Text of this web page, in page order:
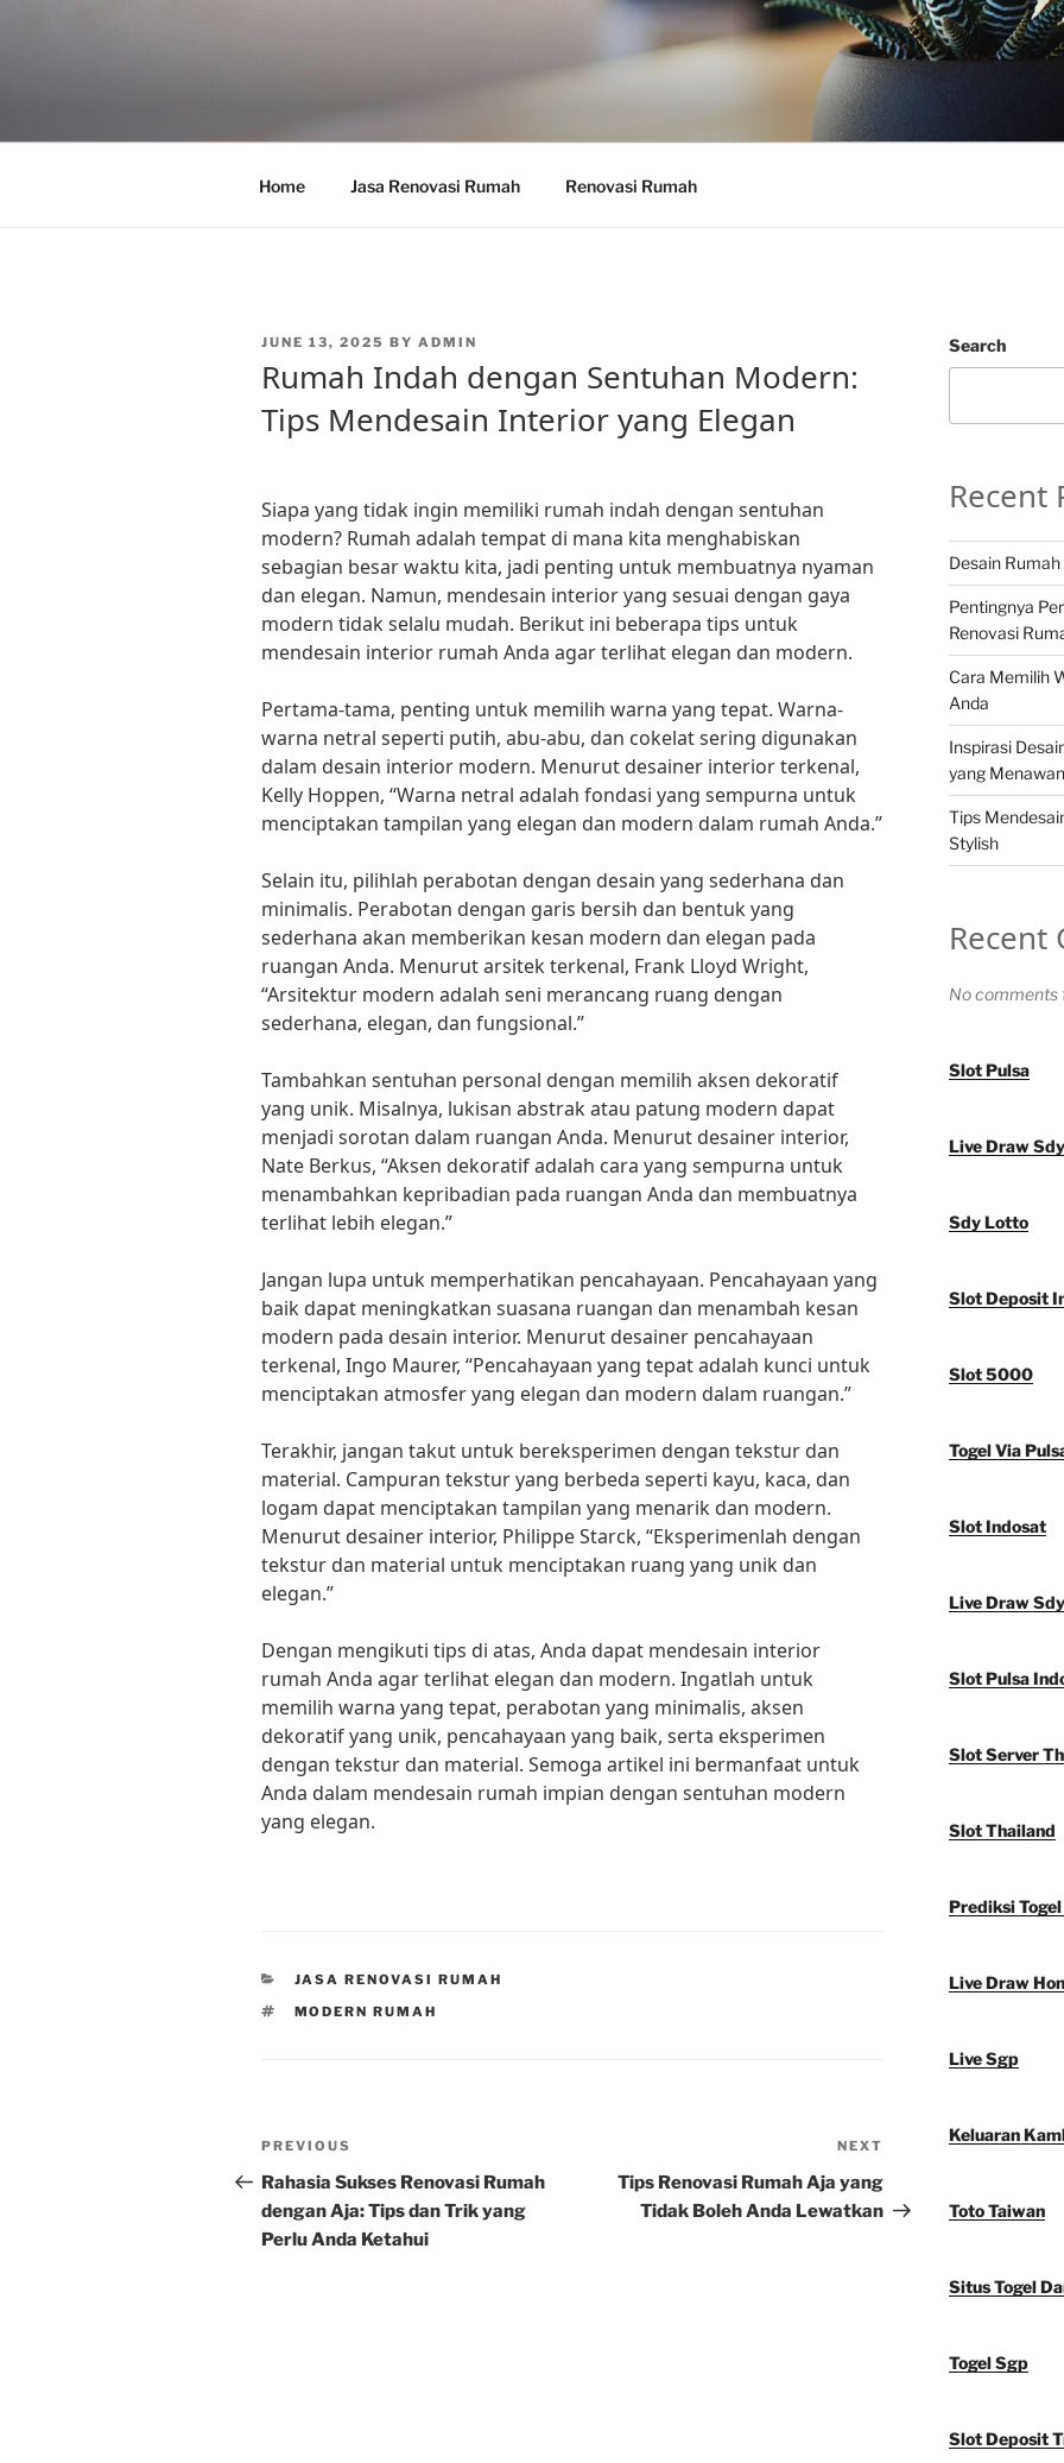
Home Jasa Renovasi Rumah Renovasi Rumah
POSTED
JUNE 13, 2025 BY ADMIN
Rumah Indah dengan Sentuhan Modern:
Tips Mendesain Interior yang Elegan
Siapa yang tidak ingin memiliki rumah indah dengan sentuhan
modern? Rumah adalah tempat di mana kita menghabiskan
sebagian besar waktu kita, jadi penting untuk membuatnya nyaman
dan elegan. Namun, mendesain interior yang sesuai dengan gaya
modern tidak selalu mudah. Berikut ini beberapa tips untuk
mendesain interior rumah Anda agar terlihat elegan dan modern.
Pertama-tama, penting untuk memilih warna yang tepat. Warna-
warna netral seperti putih, abu-abu, dan cokelat sering digunakan
dalam desain interior modern. Menurut desainer interior terkenal,
Kelly Hoppen, “Warna netral adalah fondasi yang sempurna untuk
menciptakan tampilan yang elegan dan modern dalam rumah Anda.”
Selain itu, pilihlah perabotan dengan desain yang sederhana dan
minimalis. Perabotan dengan garis bersih dan bentuk yang
sederhana akan memberikan kesan modern dan elegan pada
ruangan Anda. Menurut arsitek terkenal, Frank Lloyd Wright,
“Arsitektur modern adalah seni merancang ruang dengan
sederhana, elegan, dan fungsional.”
Tambahkan sentuhan personal dengan memilih aksen dekoratif
yang unik. Misalnya, lukisan abstrak atau patung modern dapat
menjadi sorotan dalam ruangan Anda. Menurut desainer interior,
Nate Berkus, “Aksen dekoratif adalah cara yang sempurna untuk
menambahkan kepribadian pada ruangan Anda dan membuatnya
terlihat lebih elegan.”
Jangan lupa untuk memperhatikan pencahayaan. Pencahayaan yang
baik dapat meningkatkan suasana ruangan dan menambah kesan
modern pada desain interior. Menurut desainer pencahayaan
terkenal, Ingo Maurer, “Pencahayaan yang tepat adalah kunci untuk
menciptakan atmosfer yang elegan dan modern dalam ruangan.”
Terakhir, jangan takut untuk bereksperimen dengan tekstur dan
material. Campuran tekstur yang berbeda seperti kayu, kaca, dan
logam dapat menciptakan tampilan yang menarik dan modern.
Menurut desainer interior, Philippe Starck, “Eksperimenlah dengan
tekstur dan material untuk menciptakan ruang yang unik dan
elegan.”
Dengan mengikuti tips di atas, Anda dapat mendesain interior
rumah Anda agar terlihat elegan dan modern. Ingatlah untuk
memilih warna yang tepat, perabotan yang minimalis, aksen
dekoratif yang unik, pencahayaan yang baik, serta eksperimen
dengan tekstur dan material. Semoga artikel ini bermanfaat untuk
Anda dalam mendesain rumah impian dengan sentuhan modern
yang elegan.
CATEGORIES
JASA RENOVASI RUMAH
TAGS
MODERN RUMAH
Post
navigation
Previous
Post
PREVIOUS
Rahasia Sukses Renovasi Rumah
dengan Aja: Tips dan Trik yang
Perlu Anda Ketahui
Post
NEXT
Tips Renovasi Rumah Aja yang
Tidak Boleh Anda Lewatkan
Search
Recent
Desain
Pentingnya
Renovasi
Cara Memilih
Anda
Inspirasi
yang Menawan
Tips
Stylish
Recent
No comments
Slot Pulsa
Live Draw Sdy
Sdy Lotto
Slot Deposit
Slot 5000
Togel Via
Slot Indosat
Live Draw Sdy
Slot Pulsa
Slot Server
Slot Thailand
Prediksi
Live Draw
Live Sgp
Keluaran
Toto Taiwan
Situs Togel
Togel Sgp
Slot Deposit